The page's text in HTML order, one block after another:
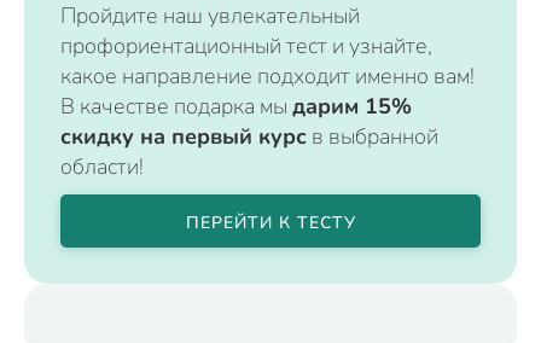
Пройдите наш увлекательный
профориентационный тест и узнайте,
какое направление подходит именно вам!
В качестве подарка мы дарим 15%
скидку на первый курс в выбранной
области!
ПЕРЕЙТИ К ТЕСТУ